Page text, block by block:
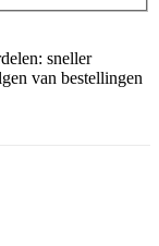
sneller
van bestellingen